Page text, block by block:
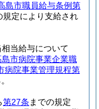
島市職員給与条例第
規定により支給され
当給与について
島市病院事業企業職
病院事業管理規程第
第27条 までの規定